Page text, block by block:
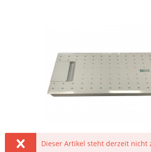
Dieser Artikel steht derzeit nicht